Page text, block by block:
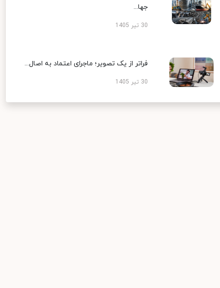
جها...
30 تیر 1405
فراتر از یک تصویر؛ ماجرای اعتماد به اصال...
30 تیر 1405